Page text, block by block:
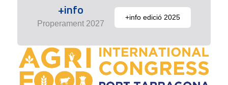
+info
Properament 2027
+info edició 2025